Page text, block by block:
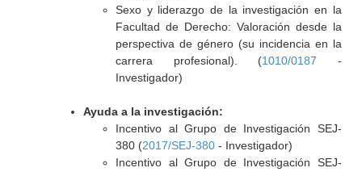
Sexo y liderazgo de la investigación en la
Facultad de Derecho: Valoración desde la
perspectiva de género (su incidencia en la
carrera profesional). (1010/0187 -
Investigador)
Ayuda a la investigación:
Incentivo al Grupo de Investigación SEJ-
380 (2017/SEJ-380- Investigador)
Incentivo al Grupo de Investigación SEJ-